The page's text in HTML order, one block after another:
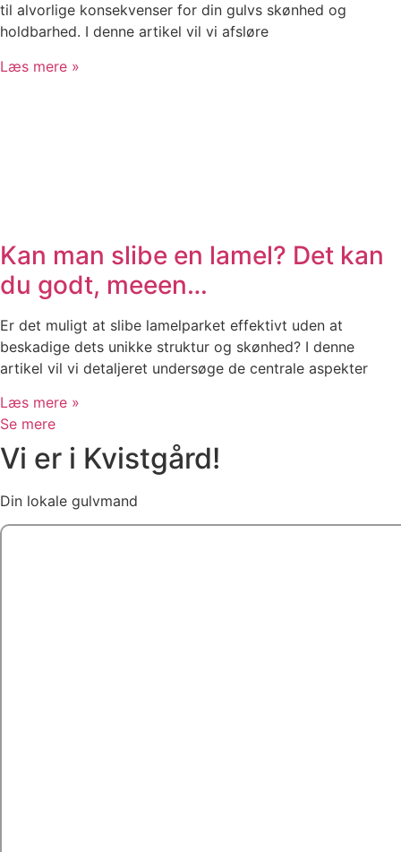
til alvorlige konsekvenser for din gulvs skønhed og
holdbarhed. I denne artikel vil vi afsløre
Læs mere »
Kan man slibe en lamel? Det kan
du godt, meeen…
Er det muligt at slibe lamelparket effektivt uden at
beskadige dets unikke struktur og skønhed? I denne
artikel vil vi detaljeret undersøge de centrale aspekter
Læs mere »
Se mere
Vi er i Kvistgård!
Din lokale gulvmand